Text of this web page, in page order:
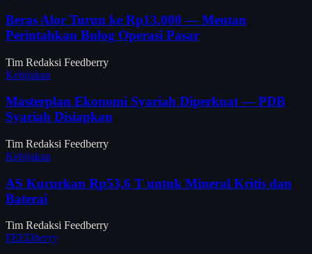
Beras Alor Turun ke Rp13.000 — Mentan
Perintahkan Bulog Operasi Pasar
Tim Redaksi Feedberry
Kebijakan
Masterplan Ekonomi Syariah Diperkuat — PDB
Syariah Disiapkan
Tim Redaksi Feedberry
Kebijakan
AS Kucurkan Rp53,6 T untuk Mineral Kritis dan
Baterai
Tim Redaksi Feedberry
FEEDberry